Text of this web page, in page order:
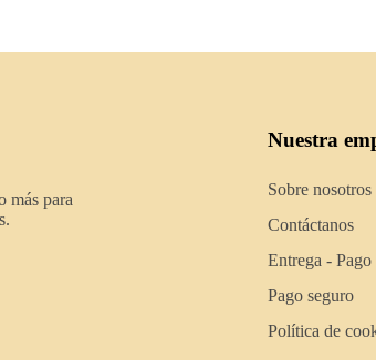
más para
Nuestra
Sobre nosotros
Contáctanos
Entrega - Pago
Pago seguro
Política de